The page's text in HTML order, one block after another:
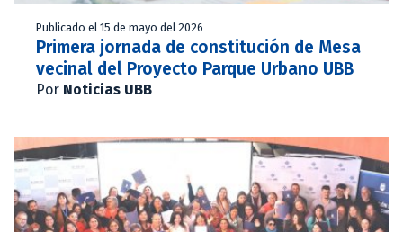
Publicado el 15 de mayo del 2026
Primera jornada de constitución de Mesa
vecinal del Proyecto Parque Urbano UBB
Por Noticias UBB